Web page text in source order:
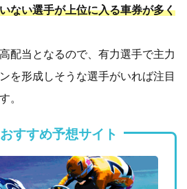
ない選手が上位に入る車券が多く
配当となるので、有力選手で主力
を形成しそうな選手がいれば注目
。
すすめ予想サイト